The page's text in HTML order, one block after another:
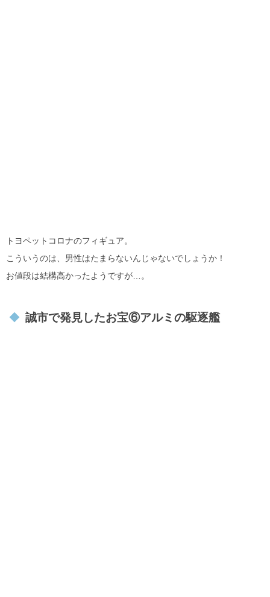
トヨペットコロナのフィギュア。
こういうのは、男性はたまらないんじゃないでしょうか！
お値段は結構高かったようですが…。
誠市で発見したお宝⑥アルミの駆逐艦